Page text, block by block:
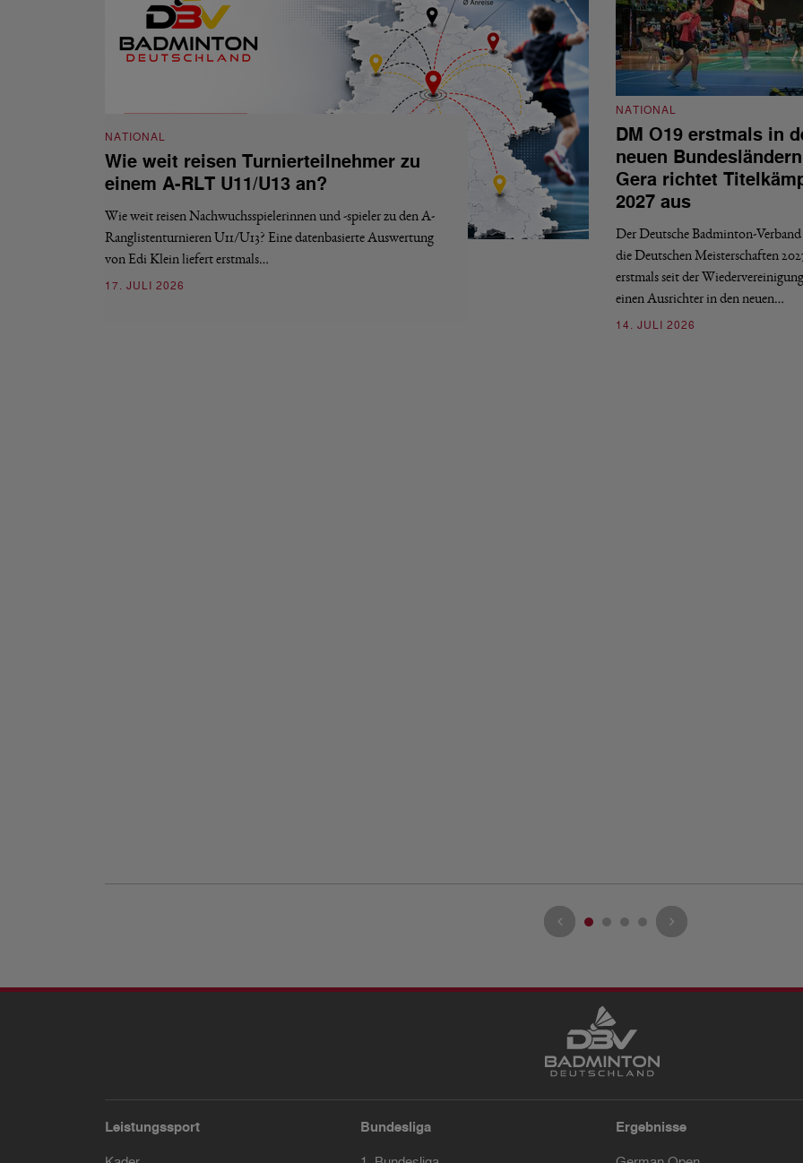
NATIONAL
Wie weit reisen Turnierteilnehmer zu
einem A-RLT U11/U13 an?
Wie weit reisen Nachwuchsspielerinnen und -spieler zu den A-
Ranglistenturnieren U11/U13? Eine datenbasierte Auswertung
von Edi Klein liefert erstmals…
17. JULI 2026
NATIONAL
DM O19 erstmals in
neuen
Gera richtet
2027 aus
Der Deutsche Badminton-
die Deutschen Meisterschaften
erstmals seit der
einen Ausrichter in den neuen…
14. JULI 2026
Leistungssport Bundesliga Ergebnisse